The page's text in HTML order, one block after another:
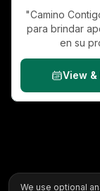
We use optional
"Camino
para brindar
en su
el dueloView &